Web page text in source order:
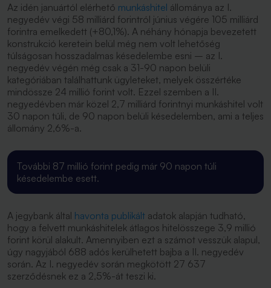
Az idén januártól elérhető munkáshitel állománya az I.
negyedév végi 58 milliárd forintról június végére 105 milliárd
forintra emelkedett (+80,1%). A néhány hónapja bevezetett
konstrukció keretein belül még nem volt lehetőség
túlságosan hosszadalmas késedelembe esni – az I.
negyedév végén még csak a 31-90 napon belüli
kategóriában találhattunk ügyleteket, melyek összértéke
mindössze 24 millió forint volt. Ezzel szemben a II.
negyedévben már közel 2,7 milliárd forintnyi munkáshitel volt
30 napon túli, de 90 napon belüli késedelemben, ami a teljes
állomány 2,6%-a.
További 87 millió forint pedig már 90 napon túli
késedelembe esett.
A jegybank által havonta publikált adatok alapján tudható,
hogy a felvett munkáshitelek átlagos hitelösszege 3,9 millió
forint körül alakult. Amennyiben ezt a számot vesszük alapul,
úgy nagyjából 688 adós kerülhetett bajba a II. negyedév
során. Az I. negyedév során megkötött 27 637
szerződésnek ez a 2,5%-át teszi ki.